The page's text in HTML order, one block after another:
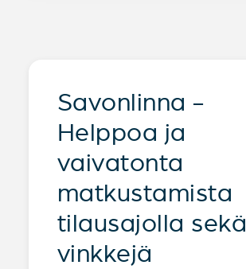
Savonlinna -
Helppoa ja
vaivatonta
matkustamista
tilausajolla sekä
vinkkejä